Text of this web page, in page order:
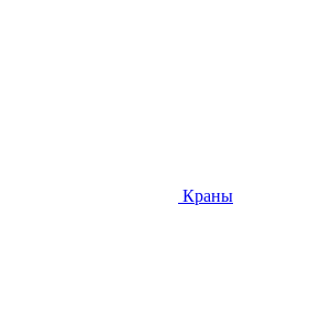
Краны